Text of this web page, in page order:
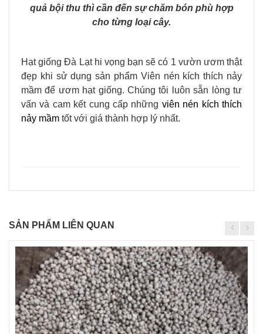
quả bội thu thì cần đến sự chăm bón phù hợp
cho từng loại cây.
Hạt giống Đà Lạt hi vọng bạn sẽ có 1 vườn ươm thật
đẹp khi sử dụng sản phẩm Viên nén kích thích nảy
mầm để ươm hạt giống. Chúng tôi luôn sẵn lòng tư
vấn và cam kết cung cấp những viên nén kích thích
nảy mầm tốt với giá thành hợp lý nhất.
SẢN PHẨM LIÊN QUAN